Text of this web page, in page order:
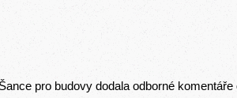
pro budovy dodala odborné